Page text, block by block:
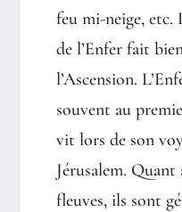
feu mi-neige, etc.
de l’Enfer fait
l’Ascension.
souvent au
vit lors de son
Jérusalem. Quant
fleuves, ils sont